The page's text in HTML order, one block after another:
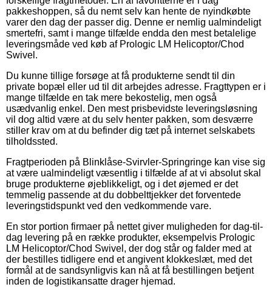
pakkeshoppen, så du nemt selv kan hente de nyindkøbte
varer den dag der passer dig. Denne er nemlig ualmindeligt
smertefri, samt i mange tilfælde endda den mest betalelige
leveringsmåde ved køb af Prologic LM Helicoptor/Chod
Swivel.
Du kunne tillige forsøge at få produkterne sendt til din
private bopæl eller ud til dit arbejdes adresse. Fragttypen er i
mange tilfælde en tak mere bekostelig, men også
usædvanlig enkel. Den mest prisbevidste leveringsløsning
vil dog altid være at du selv henter pakken, som desværre
stiller krav om at du befinder dig tæt på internet selskabets
tilholdssted.
Fragtperioden på Blinklåse-Svirvler-Springringe kan vise sig
at være ualmindeligt væsentlig i tilfælde af at vi absolut skal
bruge produkterne øjeblikkeligt, og i det øjemed er det
temmelig passende at du dobbelttjekker det forventede
leveringstidspunkt ved den vedkommende vare.
En stor portion firmaer på nettet giver muligheden for dag-til-
dag levering på en række produkter, eksempelvis Prologic
LM Helicoptor/Chod Swivel, der dog står og falder med at
der bestilles tidligere end et angivent klokkeslæt, med det
formål at de sandsynligvis kan nå at få bestillingen betjent
inden de logistikansatte drager hjemad.